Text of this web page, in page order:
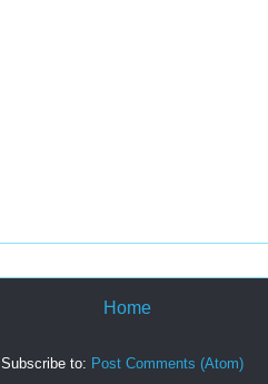
Home
Subscribe to: Post Comments (Atom)